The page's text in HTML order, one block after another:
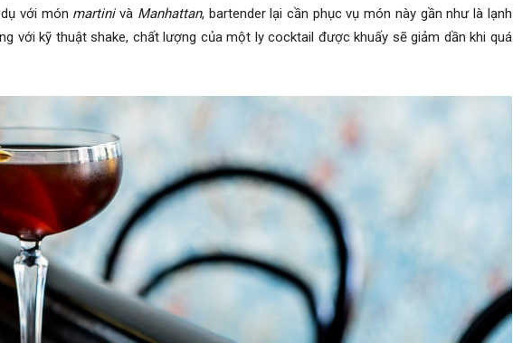
với món martinivà Manhattan, bartender lại cần phục vụ món này gần như là lạnh
với kỹ thuật shake, chất lượng của một ly cocktail được khuấy sẽ giảm dần khi quá